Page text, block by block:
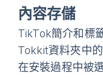
內容存儲
TikTok簡介和標
Tokkit資料夾中
在安裝過程中被